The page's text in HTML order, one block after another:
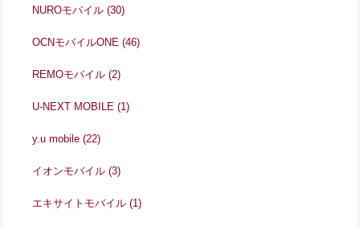
NUROモバイル(30)
OCNモバイルONE(46)
REMOモバイル(2)
U-NEXT MOBILE(1)
y.u mobile(22)
イオンモバイル(3)
エキサイトモバイル(1)